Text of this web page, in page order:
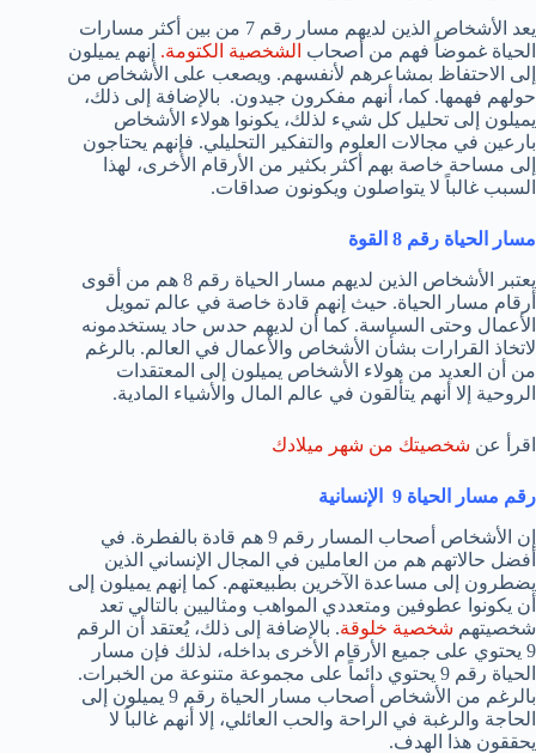
يعد الأشخاص الذين لديهم مسار رقم 7 من بين أكثر مسارات
الحياة غموضاً فهم من أصحاب الشخصية الكتومة. إنهم يميلون
إلى الاحتفاظ بمشاعرهم لأنفسهم. ويصعب على الأشخاص من
حولهم فهمها. كما، أنهم مفكرون جيدون. بالإضافة إلى ذلك،
يميلون إلى تحليل كل شيء لذلك، يكونوا هولاء الأشخاص
بارعين في مجالات العلوم والتفكير التحليلي. فإنهم يحتاجون
إلى مساحة خاصة بهم أكثر بكثير من الأرقام الأخرى، لهذا
السبب غالباً لا يتواصلون ويكونون صداقات.
مسار الحياة رقم 8 القوة
يعتبر الأشخاص الذين لديهم مسار الحياة رقم 8 هم من أقوى
أرقام مسار الحياة. حيث إنهم قادة خاصة في عالم تمويل
الأعمال وحتى السياسة. كما أن لديهم حدس حاد يستخدمونه
لاتخاذ القرارات بشأن الأشخاص والأعمال في العالم. بالرغم
من أن العديد من هولاء الأشخاص يميلون إلى المعتقدات
الروحية إلا أنهم يتألقون في عالم المال والأشياء المادية.
اقرأ عن شخصيتك من شهر ميلادك
رقم مسار الحياة 9 الإنسانية
إن الأشخاص أصحاب المسار رقم 9 هم قادة بالفطرة. في
أفضل حالاتهم هم من العاملين في المجال الإنساني الذين
يضطرون إلى مساعدة الآخرين بطبيعتهم. كما إنهم يميلون إلى
أن يكونوا عطوفين ومتعددي المواهب ومثاليين بالتالي تعد
شخصيتهم شخصية خلوقة. بالإضافة إلى ذلك، يُعتقد أن الرقم
9 يحتوي على جميع الأرقام الأخرى بداخله، لذلك فإن مسار
الحياة رقم 9 يحتوي دائماً على مجموعة متنوعة من الخبرات.
بالرغم من الأشخاص أصحاب مسار الحياة رقم 9 يميلون إلى
الحاجة والرغبة في الراحة والحب العائلي، إلا أنهم غالباَ لا
يحققون هذا الهدف.